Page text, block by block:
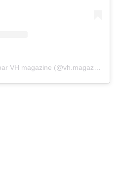
Une publication partagée par VH magazine (@vh.magazine)